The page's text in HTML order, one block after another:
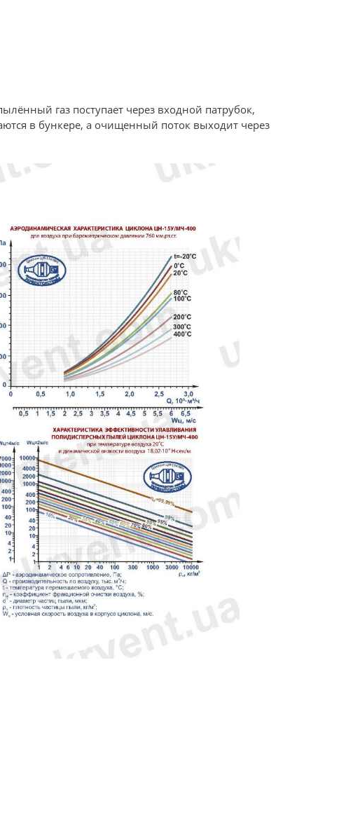
газ поступает через входной патрубок,
в бункере, а очищенный поток выходит через